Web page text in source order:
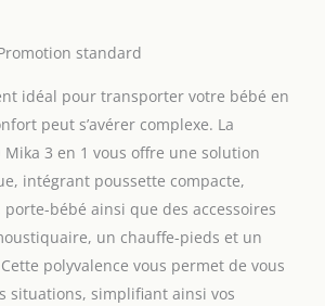
idéal pour transporter votre bébé en
peut s’avérer complexe. La
Mika 3 en 1 vous offre une solution
intégrant poussette compacte,
bébé ainsi que des accessoires
un chauffe-pieds et un
polyvalence vous permet de vous
situations, simplifiant ainsi vos